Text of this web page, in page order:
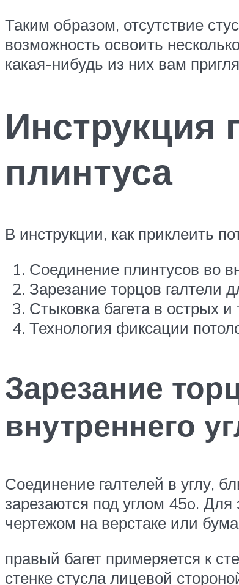
Таким образом, отсутствие
возможность освоить
какая-нибудь из них вам
Инструкция
плинтуса
В инструкции, как приклеить
Соединение плинтусов во
Зарезание торцов галтели
Стыковка багета в острых и
Технология фиксации
Зарезание
внутреннего
Соединение галтелей в углу,
зарезаются под углом 45o.
чертежом на верстаке или
правый багет примеряется к
стенке стусла лицевой